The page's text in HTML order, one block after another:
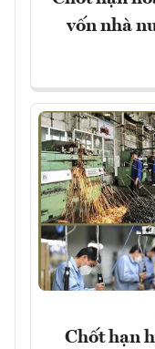
vốn nhà
Chốt hạn